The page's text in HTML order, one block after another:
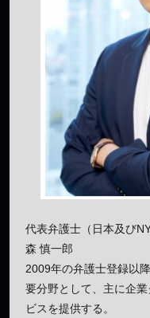
代表弁護士（日本及びNY
森 慎一郎
2009年の弁護士登録以
要分野として、主に企
ビスを提供する。